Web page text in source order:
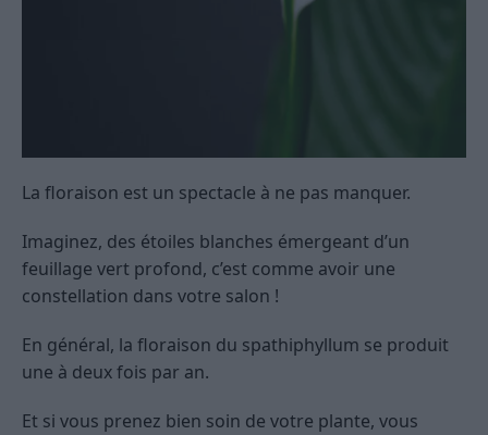
La floraison est un spectacle à ne pas manquer.
Imaginez, des étoiles blanches émergeant d’un
feuillage vert profond, c’est comme avoir une
constellation dans votre salon !
En général, la floraison du spathiphyllum se produit
une à deux fois par an.
Et si vous prenez bien soin de votre plante, vous